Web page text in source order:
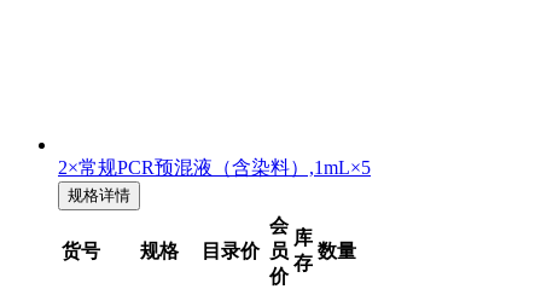
2×常规PCR预混液（含染料）,1mL×5
规格详情
货号 规格 目录价
会
员
价
库
存
数量